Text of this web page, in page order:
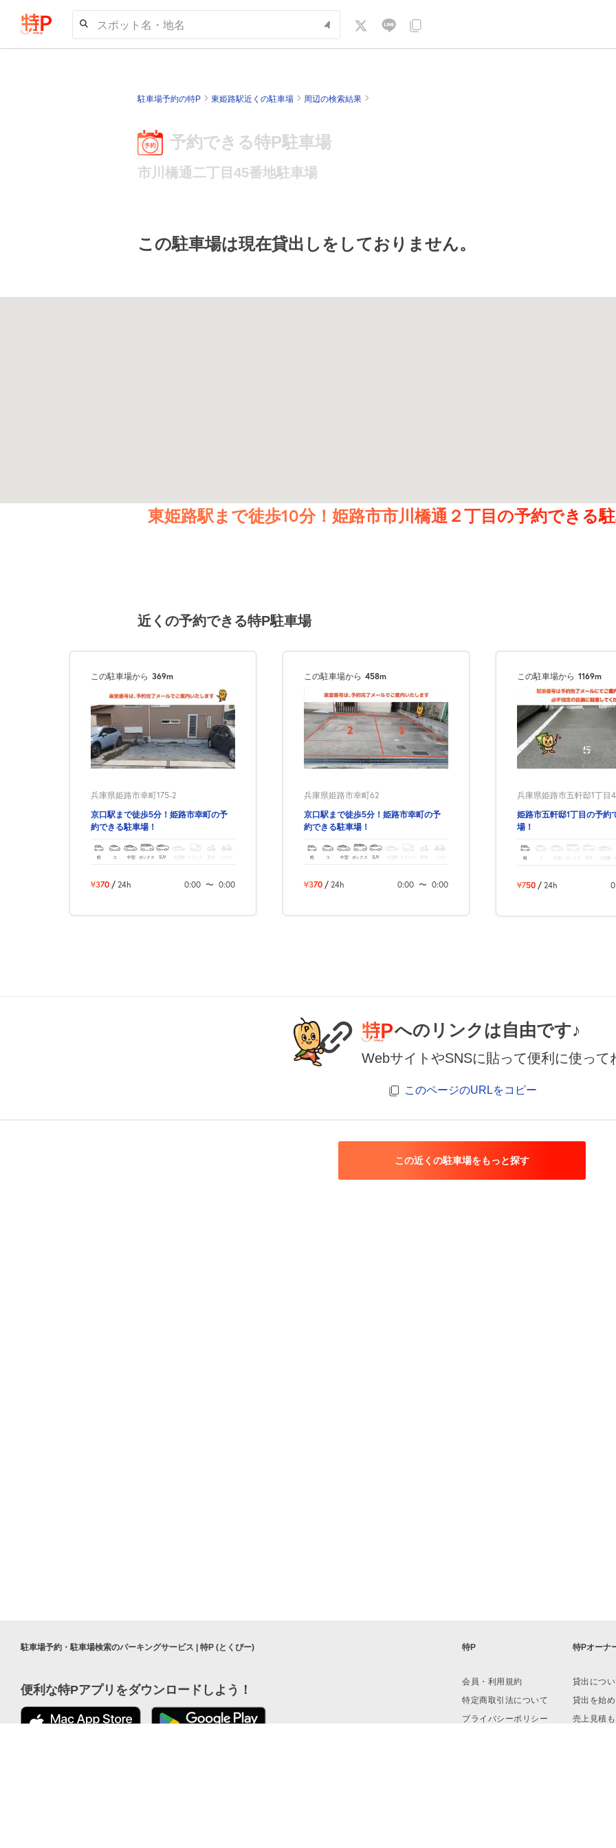
スポット名・地名
駐車場予約の特P 東姫路駅近くの駐車場 周辺の検索結果
予約できる特P駐車場
市川橋通二丁目45番地駐車場
この駐車場は現在貸出しをしておりません。
東姫路駅まで徒歩10分！姫路市市川橋通２丁目の予約できる
近くの予約できる特P駐車場
この駐車場から 369m
兵庫県姫路市幸町175-2
京口駅まで徒歩5分！姫路市幸町の予
約できる駐車場！
軽 コ 中型 ボックス SUV トラック バイク
¥370 / 24h 0:00 〜 0:00
この駐車場から 458m
兵庫県姫路市幸町62
京口駅まで徒歩5分！姫路市幸町の予
約できる駐車場！
軽 コ 中型 ボックス SUV トラック バイク
¥370 / 24h 0:00 〜 0:00
この駐車場から 1169m
兵庫県姫路市五軒邸1丁目
姫路市五軒邸1丁目の予約
場！
軽 中型 ボックス SUV 大型車
¥750 / 24h
へのリンクは自由です♪
WebサイトやSNSに貼って便利に使って
このページのURLをコピー
この近くの駐車場をもっと探す
駐車場予約・駐車場検索のパーキングサービス | 特P (とくぴー)
便利な特Pアプリをダウンロードしよう！
特P
会員・利用規約
特定商取引法について
プライバシーポリシー
特Pオーナ
貸出につ
貸出を始
売上見積